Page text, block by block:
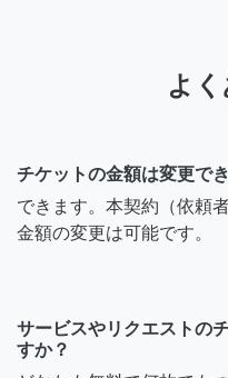
よ
チケットの金額は変更で
できます。本契約（依頼
金額の変更は可能です。
サービスやリクエストの
すか？